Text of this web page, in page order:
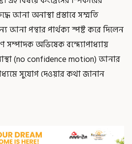
আনা অনাস্থা প্রস্তাবে সম্মতি
আনা পন্থার পার্থক্য স্পষ্ট করে দিলেন
সম্পাদক অভিষেক বন্দ্যোপাধ্যায়
(no confidence motion) আনার
সুযোগ দেওয়ার কথা জানান